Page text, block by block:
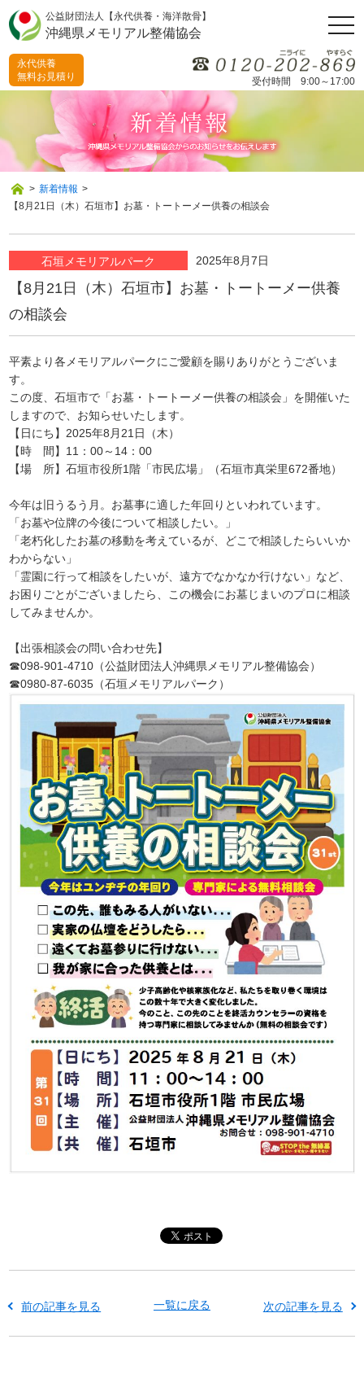
公益財団法人【永代供養・海洋散骨】
沖縄県メモリアル整備協会
受付時間 9:00～17:00
永代供養
無料お見積り
> 新着情報 >
【8月21日（木）石垣市】お墓・トートーメー供養の相談会
石垣メモリアルパーク 2025年8月7日
【8月21日（木）石垣市】お墓・トートーメー供養
の相談会
平素より各メモリアルパークにご愛顧を賜りありがとうございま
す。
この度、石垣市で「お墓・トートーメー供養の相談会」を開催いた
しますので、お知らせいたします。
【日にち】2025年8月21日（木）
【時 間】11：00～14：00
【場 所】石垣市役所1階「市民広場」（石垣市真栄里672番地）
今年は旧うるう月。お墓事に適した年回りといわれています。
「お墓や位牌の今後について相談したい。」
「老朽化したお墓の移動を考えているが、どこで相談したらいいか
わからない」
「霊園に行って相談をしたいが、遠方でなかなか行けない」など、
お困りごとがございましたら、この機会にお墓じまいのプロに相談
してみませんか。
【出張相談会の問い合わせ先】
☎098-901-4710（公益財団法人沖縄県メモリアル整備協会）
☎0980-87-6035（石垣メモリアルパーク）
前の記事を見る 一覧に戻る 次の記事を見る